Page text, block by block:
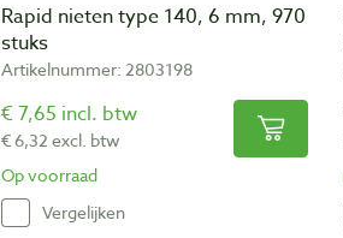
Rapid nieten type 140, 6 mm, 970
stuks
Artikelnummer: 2803198
€ 7,65 incl. btw
€ 6,32 excl. btw
Op voorraad
Vergelijken